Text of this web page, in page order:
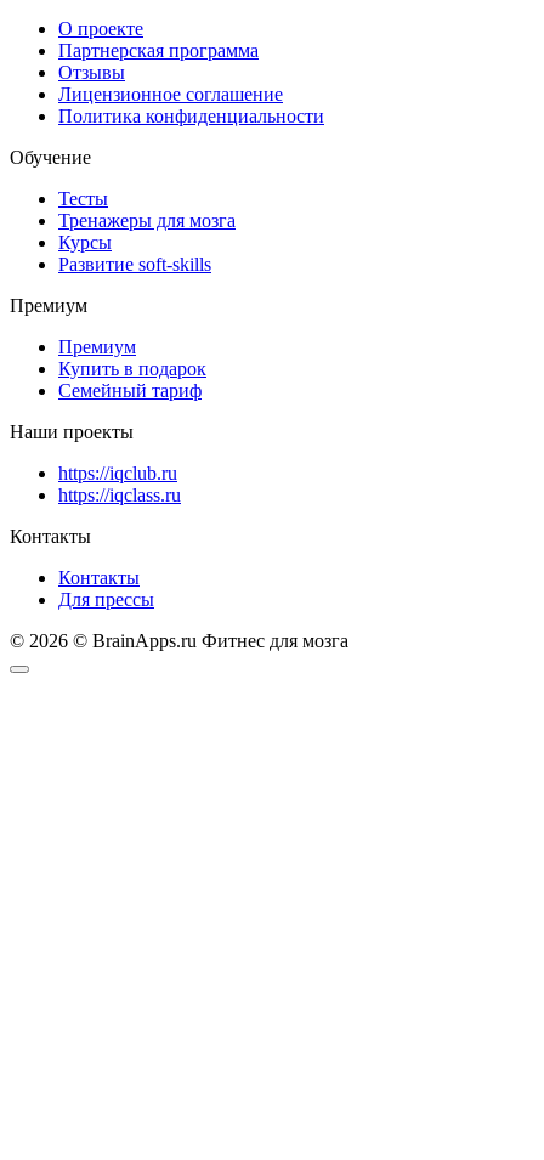
О проекте
Партнерская программа
Отзывы
Лицензионное соглашение
Политика конфиденциальности
Обучение
Тесты
Тренажеры для мозга
Курсы
Развитие soft-skills
Премиум
Премиум
Купить в подарок
Семейный тариф
Наши проекты
https://iqclub.ru
https://iqclass.ru
Контакты
Контакты
Для прессы
© 2026 © BrainApps.ru Фитнес для мозга